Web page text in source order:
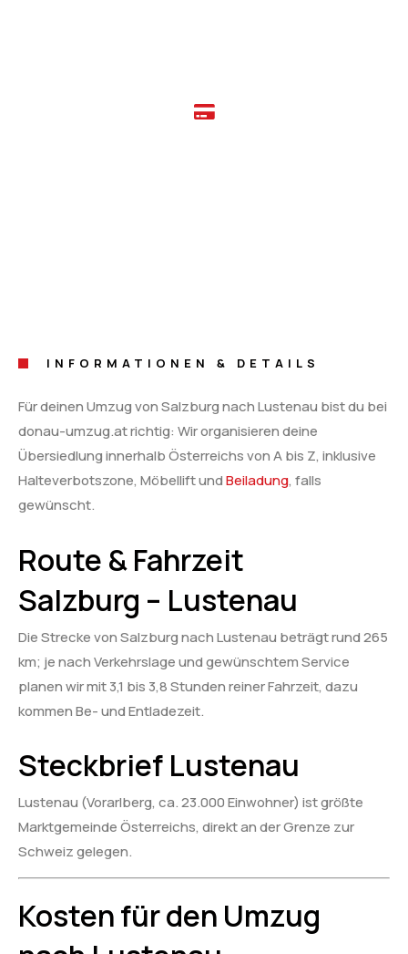
INFORMATIONEN & DETAILS
Für deinen Umzug von Salzburg nach Lustenau bist du bei
donau-umzug.at richtig: Wir organisieren deine
Übersiedlung innerhalb Österreichs von A bis Z, inklusive
Halteverbotszone, Möbellift undBeiladung, falls
gewünscht.
Route & Fahrzeit
Salzburg – Lustenau
Die Strecke von Salzburg nach Lustenau beträgt rund 265
km; je nach Verkehrslage und gewünschtem Service
planen wir mit 3,1 bis 3,8 Stunden reiner Fahrzeit, dazu
kommen Be- und Entladezeit.
Steckbrief Lustenau
Lustenau (Vorarlberg, ca. 23.000 Einwohner) ist größte
Marktgemeinde Österreichs, direkt an der Grenze zur
Schweiz gelegen.
Kosten für den Umzug